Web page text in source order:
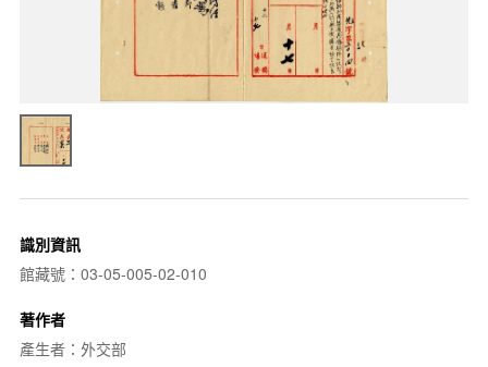
識別資訊
館藏號：03-05-005-02-010
著作者
產生者：外交部